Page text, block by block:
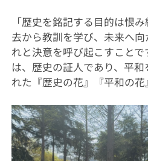
「歴史を銘記する目的は恨
去から教訓を学び、未来へ
れと決意を呼び起こすこと
は、歴史の証人であり、平
れた『歴史の花』『平和の花